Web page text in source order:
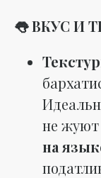
👅 ВКУС И
не
на